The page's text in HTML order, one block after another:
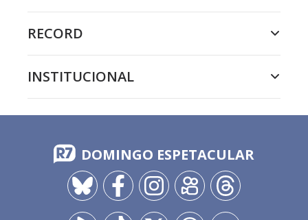
RECORD
INSTITUCIONAL
DOMINGO ESPETACULAR